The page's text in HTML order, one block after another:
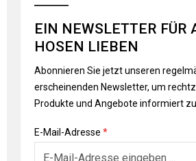
EIN NEWSLETTER FÜR
HOSEN LIEBEN
Abonnieren Sie jetzt unseren
erscheinenden Newsletter, um
Produkte und Angebote informiert
E-Mail-Adresse *